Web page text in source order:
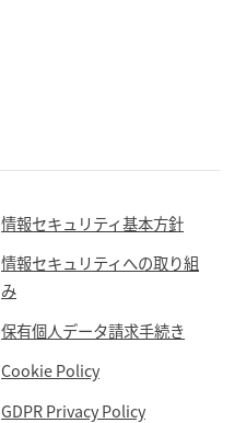
情報セキュリティ基本方針
情報セキュリティへの取り組
み
保有個人データ請求手続き
Cookie Policy
GDPR Privacy Policy